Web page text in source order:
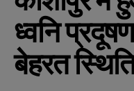
ध्वनि
बेहरत